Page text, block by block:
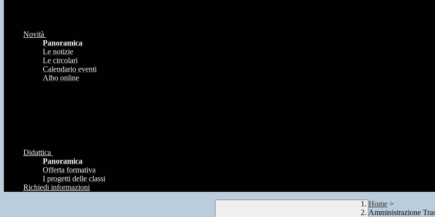
Novità
Panoramica
Le notizie
Le circolari
Calendario eventi
Albo online
Didattica
Panoramica
Offerta formativa
I progetti delle classi
Richiedi informazioni
Home >
Amministrazione